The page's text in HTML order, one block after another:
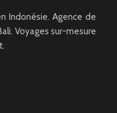
Durable
l'Est de Bali. Ce coin
Indonésie. Agence de
Voyages sur-mesure